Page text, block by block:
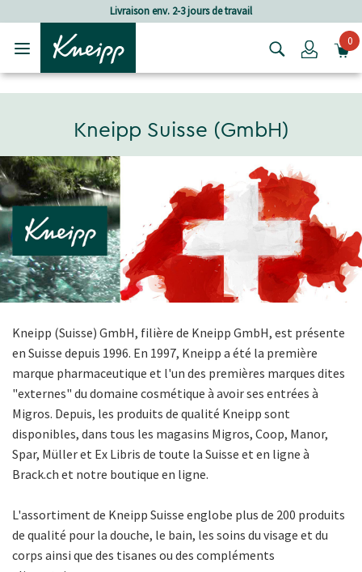
Passer au contenu principal
Passer au contenu du pied de page
Livraison env. 2-3 jours de travail
Login0
Kneipp Suisse (GmbH)
Kneipp (Suisse) GmbH, filière de Kneipp GmbH, est présente
en Suisse depuis 1996. En 1997, Kneipp a été la première
marque pharmaceutique et l'un des premières marques dites
"externes" du domaine cosmétique à avoir ses entrées à
Migros. Depuis, les produits de qualité Kneipp sont
disponibles, dans tous les magasins Migros, Coop, Manor,
Spar, Müller et Ex Libris de toute la Suisse et en ligne à
Brack.ch et notre boutique en ligne.
L'assortiment de Kneipp Suisse englobe plus de 200 produits
de qualité pour la douche, le bain, les soins du visage et du
corps ainsi que des tisanes ou des compléments